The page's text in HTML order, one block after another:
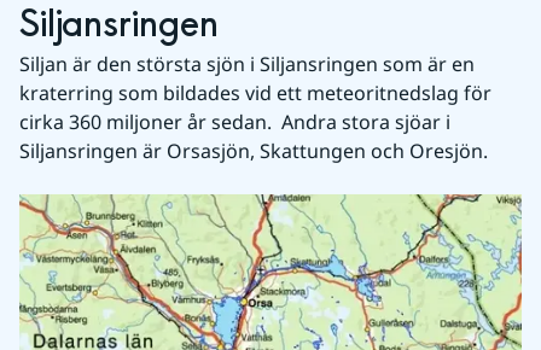
Siljansringen
Siljan är den största sjön i Siljansringen som är en
kraterring som bildades vid ett meteoritnedslag för
cirka 360 miljoner år sedan.  Andra stora sjöar i
Siljansringen är Orsasjön, Skattungen och Oresjön.